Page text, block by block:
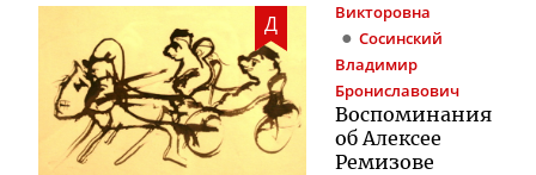
Д
Викторовна
Сосинский
Владимир
Брониславович
Воспоминания
об Алексее
Ремизове